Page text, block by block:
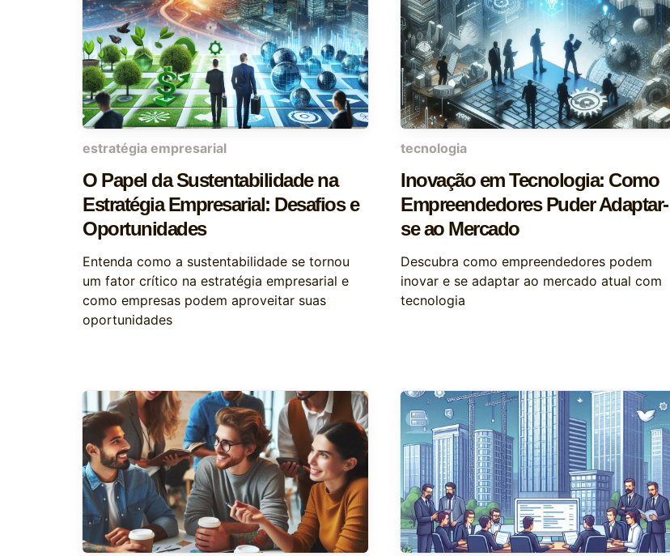
estratégia empresarial
O Papel da Sustentabilidade na
Estratégia Empresarial: Desafios e
Oportunidades
Entenda como a sustentabilidade se tornou
um fator crítico na estratégia empresarial e
como empresas podem aproveitar suas
oportunidades
tecnologia
Inovação em Tecnologia: Como
Empreendedores Puder Adaptar-
se ao Mercado
Descubra como empreendedores podem
inovar e se adaptar ao mercado atual com
tecnologia